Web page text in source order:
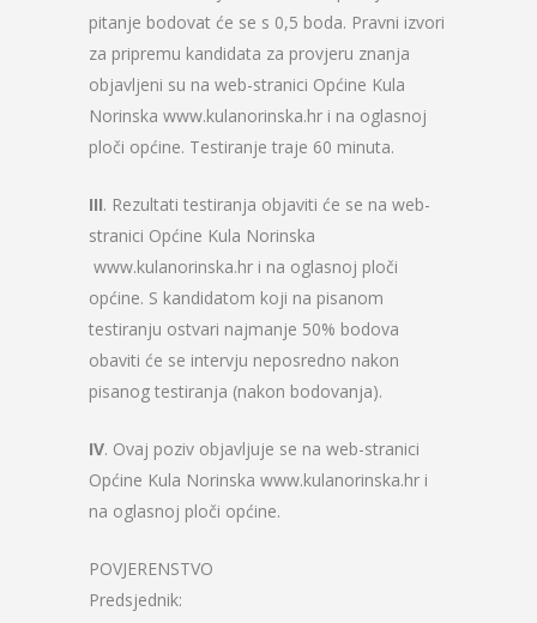
pitanje bodovat će se s 0,5 boda. Pravni izvori
za pripremu kandidata za provjeru znanja
objavljeni su na web-stranici Općine Kula
Norinska www.kulanorinska.hr i na oglasnoj
ploči općine. Testiranje traje 60 minuta.
III. Rezultati testiranja objaviti će se na web-
stranici Općine Kula Norinska
www.kulanorinska.hr i na oglasnoj ploči
općine. S kandidatom koji na pisanom
testiranju ostvari najmanje 50% bodova
obaviti će se intervju neposredno nakon
pisanog testiranja (nakon bodovanja).
IV. Ovaj poziv objavljuje se na web-stranici
Općine Kula Norinska www.kulanorinska.hr i
na oglasnoj ploči općine.
POVJERENSTVO
Predsjednik: